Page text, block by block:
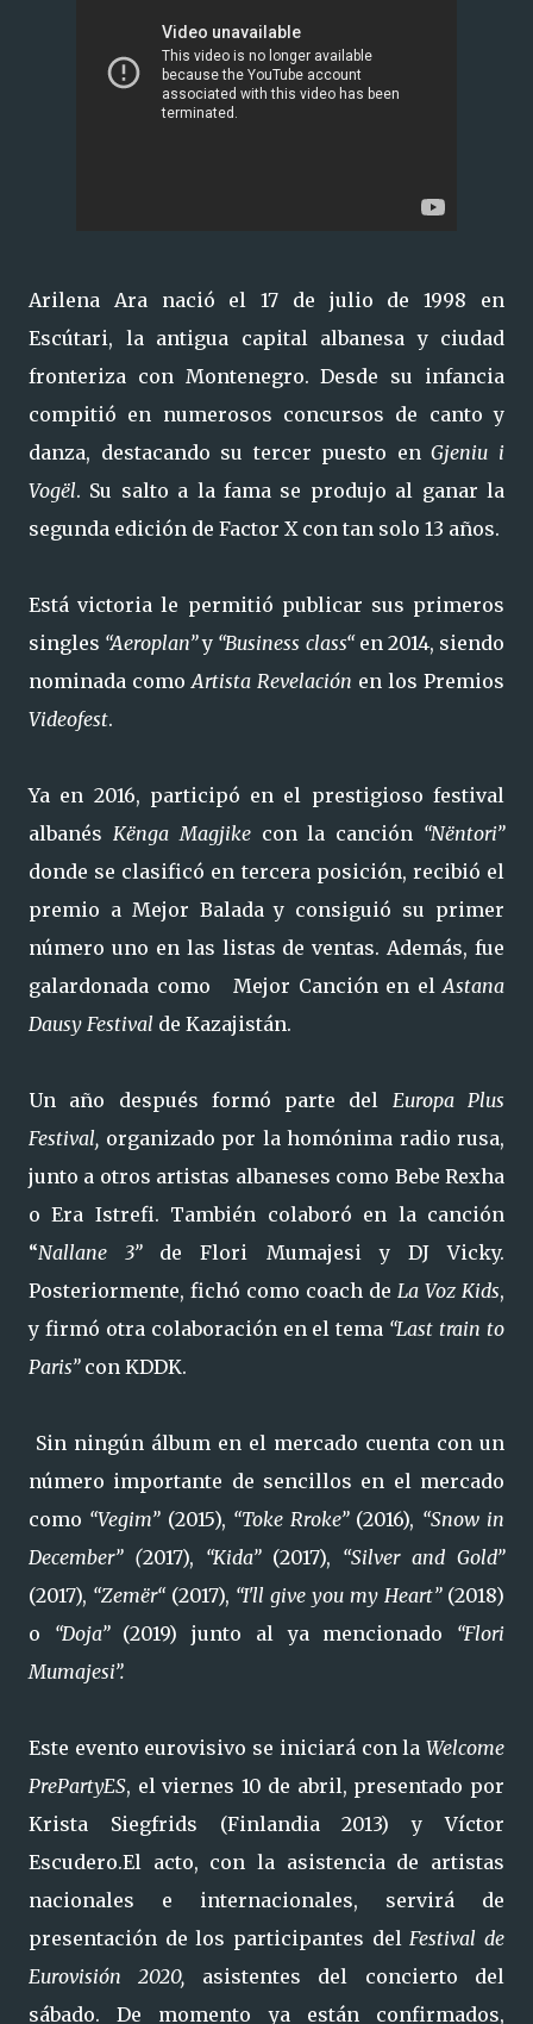
Arilena Ara nació el 17 de julio de 1998 en
Escútari, la antigua capital albanesa y ciudad
fronteriza con Montenegro. Desde su infancia
compitió en numerosos concursos de canto y
danza, destacando su tercer puesto enGjeniu i
Vogël. Su salto a la fama se produjo al ganar la
segunda edición de Factor X con tan solo 13 años.
Está victoria le permitió publicar sus primeros
singles “Aeroplan”y “Business class“en 2014, siendo
nominada comoArtista Revelación en los Premios
Videofest.
Ya en 2016, participó en el prestigioso festival
albanés Kënga Magjikecon la canción “Nëntori”
donde se clasificó en tercera posición, recibió el
premio a Mejor Balada y consiguió su primer
número uno en las listas de ventas. Además, fue
galardonada como Mejor Canción en elAstana
Dausy Festival de Kazajistán.
Un año después formó parte del Europa Plus
Festival, organizado por la homónima radio rusa,
junto a otros artistas albaneses como Bebe Rexha
o Era Istrefi. También colaboró en la canción
“Nallane 3”de Flori Mumajesi y DJ Vicky.
Posteriormente, fichó como coach de La Voz Kids,
y firmó otra colaboración en el tema “Last train to
Paris” con KDDK.
Sin ningún álbum en el mercado cuenta con un
número importante de sencillos en el mercado
como “Vegim” (2015), “Toke Rroke”(2016), “Snow in
December” (2017), “Kida”(2017), “Silver and Gold”
(2017), “Zemër“ (2017), “I'll give you my Heart” (2018)
o “Doja”(2019) junto al ya mencionado “Flori
Mumajesi”.
Este evento eurovisivo se iniciará con la Welcome
PrePartyES, el viernes 10 de abril, presentado por
Krista Siegfrids (Finlandia 2013) y Víctor
Escudero.El acto, con la asistencia de artistas
nacionales e internacionales, servirá de
presentación de los participantes delFestival de
Eurovisión 2020, asistentes del concierto del
sábado. De momento ya están confirmados,